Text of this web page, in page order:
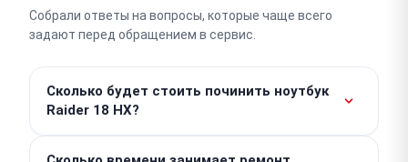
Собрали ответы на вопросы, которые чаще всего
задают перед обращением в сервис.
Сколько будет стоить починить ноутбук
Raider 18 HX?